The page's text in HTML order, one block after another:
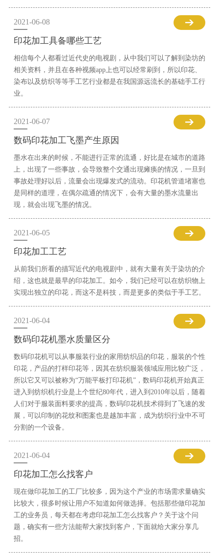
2021-06-08
印花加工具备哪些工艺
相信每个人都看过近代史的电视剧，从中我们可以了解到染坊的
相关资料，并且在各种视频app上也可以经常刷到，所以印花、
染布以及纺织等等手工艺行业都是在我国源远流长的基础手工行
业。
2021-06-07
数码印花加工飞墨产生原因
墨水在出来的时候，不能进行正常的流通，好比是在城市的道路
上，出现了一些事故，会导致整个交通出现瘫痪的情况，一旦到
事故处理好以后，流量会出现爆发式的流动。印花机管道堵塞也
是同样的道理，在偶尔疏通的情况下，会有大量的墨水流量出
现，就会出现飞墨的情况。
2021-06-05
印花加工工艺
从前我们所看的描写近代的电视剧中，就有大量有关于染坊的介
绍，这也就是最早的印花加工。如今，我们已经可以在纺织物上
实现出独立的印花，而这不是科技，而是更多的类似于手工艺。
2021-06-04
数码印花机墨水质量区分
数码印花机可以从事服装行业的家用纺织品的印花，服装的个性
印花，产品的打样印花等，因其在纺织服装领域应用比较广泛，
所以它又可以被称为“万能平板打印花机”，数码印花机开始真正
进入到纺织机行业是上个世纪80年代，进入到2010年以后，随着
人们对于服装面料要求的提高，数码印花机技术得到了飞速的发
展，可以印制的花纹和图案也是越加丰富，成为纺织行业中不可
分割的一个设备。
2021-06-04
印花加工怎么找客户
现在做印花加工的工厂比较多，因为这个产业的市场需求量确实
比较大，很多时候让用户不知道如何做选择。包括那些做印花加
工的业务员，每天都在考虑印花加工怎么找客户？关于这个问
题，确实有一些方法能帮大家找到客户，下面就给大家分享几
招。